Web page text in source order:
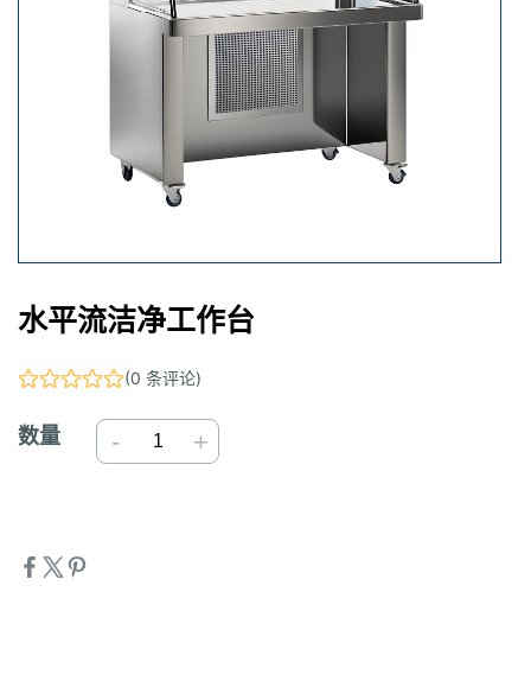
水平流洁净工作台
(0 条评论)
数量 - +